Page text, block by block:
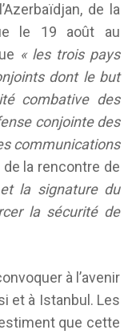
de la
le 19 août au
« les trois pays
dont le but
combative des
conjointe des
communications
la rencontre de
et la signature du
la sécurité de
à l’avenir
et à Istanbul. Les
que cette